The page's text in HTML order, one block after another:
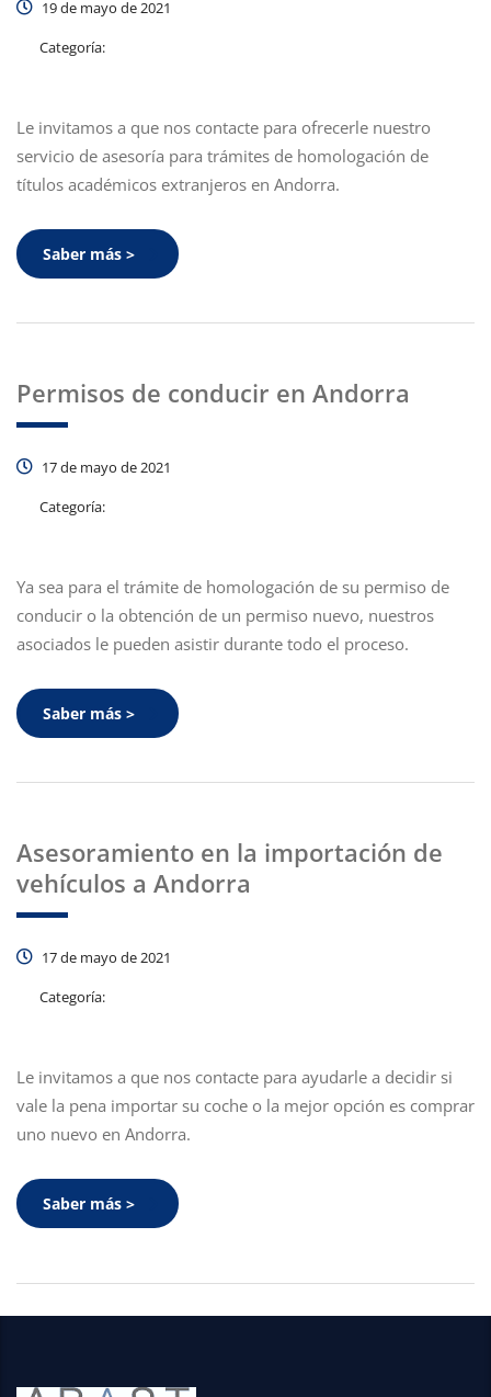
19 de mayo de 2021
Categoría:
Le invitamos a que nos contacte para ofrecerle nuestro
servicio de asesoría para trámites de homologación de
títulos académicos extranjeros en Andorra.
Saber más >
Permisos de conducir en Andorra
17 de mayo de 2021
Categoría:
Ya sea para el trámite de homologación de su permiso de
conducir o la obtención de un permiso nuevo, nuestros
asociados le pueden asistir durante todo el proceso.
Saber más >
Asesoramiento en la importación de
vehículos a Andorra
17 de mayo de 2021
Categoría:
Le invitamos a que nos contacte para ayudarle a decidir si
vale la pena importar su coche o la mejor opción es comprar
uno nuevo en Andorra.
Saber más >